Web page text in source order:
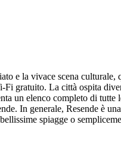
e la vivace scena culturale,
Fi gratuito. La città ospita
un elenco completo di tutte
In generale, Resende è
spiagge o